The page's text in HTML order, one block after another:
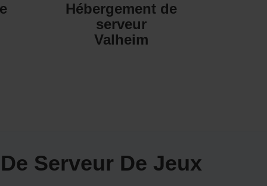
Hébergement de
serveur
Valheim
Serveur De Jeux